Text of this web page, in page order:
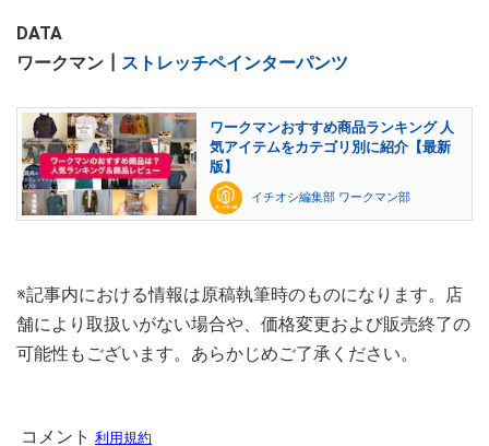
DATA
ワークマン┃
ストレッチペインターパンツ
ワークマンおすすめ商品ランキング 人
気アイテムをカテゴリ別に紹介【最新
版】
イチオシ編集部 ワークマン部
※記事内における情報は原稿執筆時のものになります。店
舗により取扱いがない場合や、価格変更および販売終了の
可能性もございます。あらかじめご了承ください。